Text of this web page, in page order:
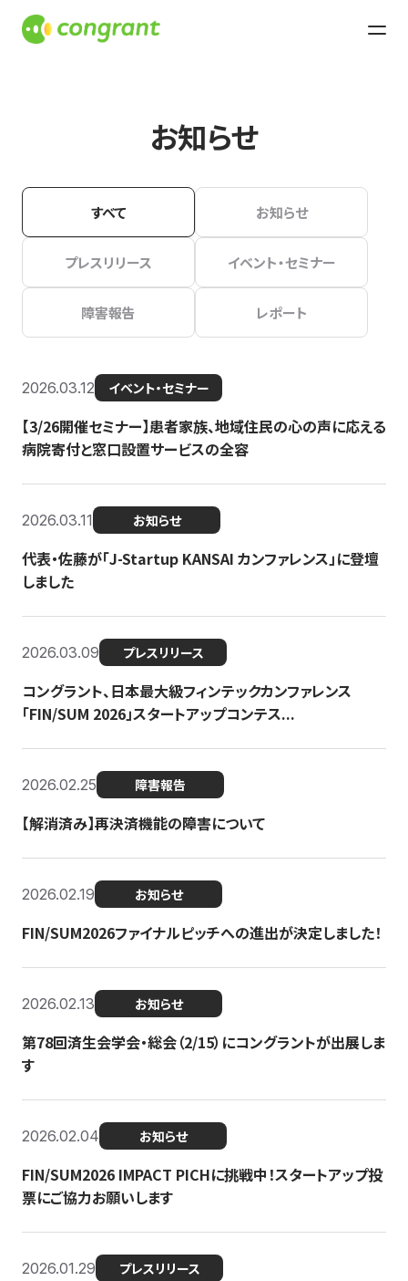
お知らせ
すべて お知らせ
プレスリリース イベント・セミナー
障害報告 レポート
2026.03.12 イベント・セミナー
【3/26開催セミナー】患者家族、地域住民の心の声に応える
病院寄付と窓口設置サービスの全容
2026.03.11 お知らせ
代表・佐藤が「J-Startup KANSAI カンファレンス」に登壇
しました
2026.03.09 プレスリリース
コングラント、日本最大級フィンテックカンファレンス
「FIN/SUM 2026」スタートアップコンテス...
2026.02.25 障害報告
【解消済み】再決済機能の障害について
2026.02.19 お知らせ
FIN/SUM2026ファイナルピッチへの進出が決定しました！
2026.02.13 お知らせ
第78回済生会学会・総会（2/15）にコングラントが出展しま
す
2026.02.04 お知らせ
FIN/SUM2026 IMPACT PICHに挑戦中！スタートアップ投
票にご協力お願いします
2026.01.29 プレスリリース